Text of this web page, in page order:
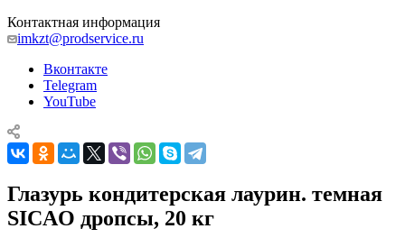
Контактная информация
imkzt@prodservice.ru
Вконтакте
Telegram
YouTube
Глазурь кондитерская лаурин. темная
SICAO дропсы, 20 кг